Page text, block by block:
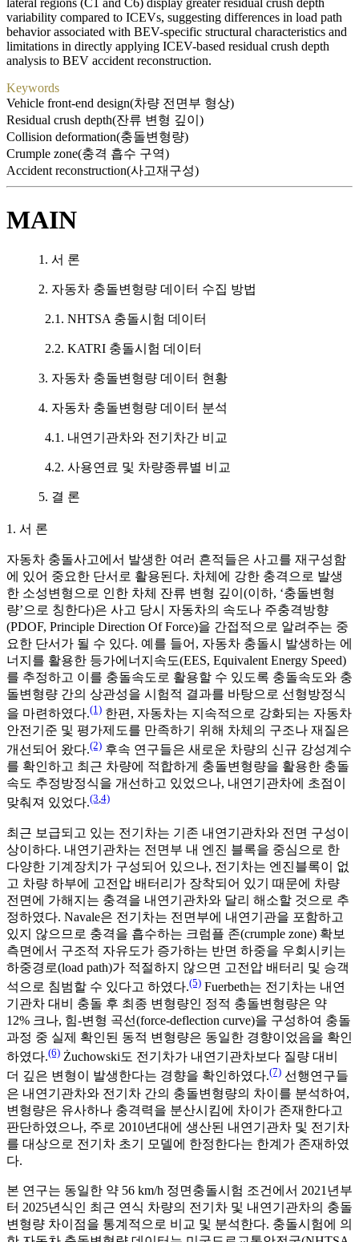
lateral regions (C1 and C6) display greater residual crush depth
variability compared to ICEVs, suggesting differences in load path
behavior associated with BEV-specific structural characteristics and
limitations in directly applying ICEV-based residual crush depth
analysis to BEV accident reconstruction.
Keywords
Vehicle front-end design(차량 전면부 형상)
Residual crush depth(잔류 변형 깊이)
Collision deformation(충돌변형량)
Crumple zone(충격 흡수 구역)
Accident reconstruction(사고재구성)
MAIN
1. 서 론
2. 자동차 충돌변형량 데이터 수집 방법
2.1. NHTSA 충돌시험 데이터
2.2. KATRI 충돌시험 데이터
3. 자동차 충돌변형량 데이터 현황
4. 자동차 충돌변형량 데이터 분석
4.1. 내연기관차와 전기차간 비교
4.2. 사용연료 및 차량종류별 비교
5. 결 론
1. 서 론
자동차 충돌사고에서 발생한 여러 흔적들은 사고를 재구성함
에 있어 중요한 단서로 활용된다. 차체에 강한 충격으로 발생
한 소성변형으로 인한 차체 잔류 변형 깊이(이하, ‘충돌변형
량’으로 칭한다)은 사고 당시 자동차의 속도나 주충격방향
(PDOF, Principle Direction Of Force)을 간접적으로 알려주는 중
요한 단서가 될 수 있다. 예를 들어, 자동차 충돌시 발생하는 에
너지를 활용한 등가에너지속도(EES, Equivalent Energy Speed)
를 추정하고 이를 충돌속도로 활용할 수 있도록 충돌속도와 충
돌변형량 간의 상관성을 시험적 결과를 바탕으로 선형방정식
을 마련하였다.(1) 한편, 자동차는 지속적으로 강화되는 자동차
안전기준 및 평가제도를 만족하기 위해 차체의 구조나 재질은
개선되어 왔다.(2) 후속 연구들은 새로운 차량의 신규 강성계수
를 확인하고 최근 차량에 적합하게 충돌변형량을 활용한 충돌
속도 추정방정식을 개선하고 있었으나, 내연기관차에 초점이
맞춰져 있었다.(3,4)
최근 보급되고 있는 전기차는 기존 내연기관차와 전면 구성이
상이하다. 내연기관차는 전면부 내 엔진 블록을 중심으로 한
다양한 기계장치가 구성되어 있으나, 전기차는 엔진블록이 없
고 차량 하부에 고전압 배터리가 장착되어 있기 때문에 차량
전면에 가해지는 충격을 내연기관차와 달리 해소할 것으로 추
정하였다. Navale은 전기차는 전면부에 내연기관을 포함하고
있지 않으므로 충격을 흡수하는 크럼플 존(crumple zone) 확보
측면에서 구조적 자유도가 증가하는 반면 하중을 우회시키는
하중경로(load path)가 적절하지 않으면 고전압 배터리 및 승객
석으로 침범할 수 있다고 하였다.(5) Fuerbeth는 전기차는 내연
기관차 대비 충돌 후 최종 변형량인 정적 충돌변형량은 약
12% 크나, 힘-변형 곡선(force-deflection curve)을 구성하여 충돌
과정 중 실제 확인된 동적 변형량은 동일한 경향이었음을 확인
하였다.(6) Żuchowski도 전기차가 내연기관차보다 질량 대비
더 깊은 변형이 발생한다는 경향을 확인하였다.(7) 선행연구들
은 내연기관차와 전기차 간의 충돌변형량의 차이를 분석하여,
변형량은 유사하나 충격력을 분산시킴에 차이가 존재한다고
판단하였으나, 주로 2010년대에 생산된 내연기관차 및 전기차
를 대상으로 전기차 초기 모델에 한정한다는 한계가 존재하였
다.
본 연구는 동일한 약 56 km/h 정면충돌시험 조건에서 2021년부
터 2025년식인 최근 연식 차량의 전기차 및 내연기관차의 충돌
변형량 차이점을 통계적으로 비교 및 분석한다. 충돌시험에 의